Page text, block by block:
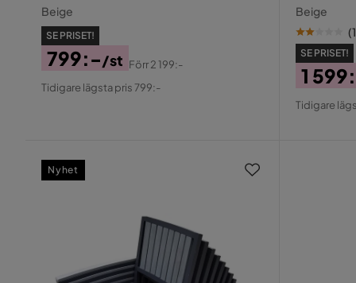
Beige
SE PRISET!
Pris
799:-/st
Original
Förr2 199:-
Tidigare lägsta pris 799:-
Beige
(1
SE PRISET!
Pris
1
Tidigare
Nyhet